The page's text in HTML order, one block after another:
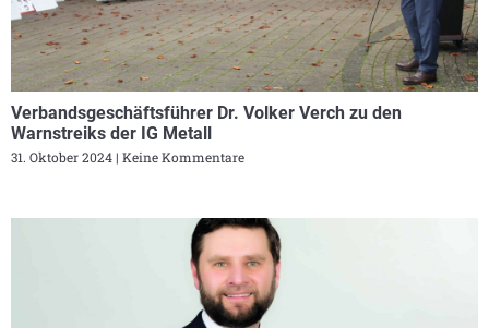
Verbandsgeschäftsführer Dr. Volker Verch zu den
Warnstreiks der IG Metall
31. Oktober 2024 Keine Kommentare